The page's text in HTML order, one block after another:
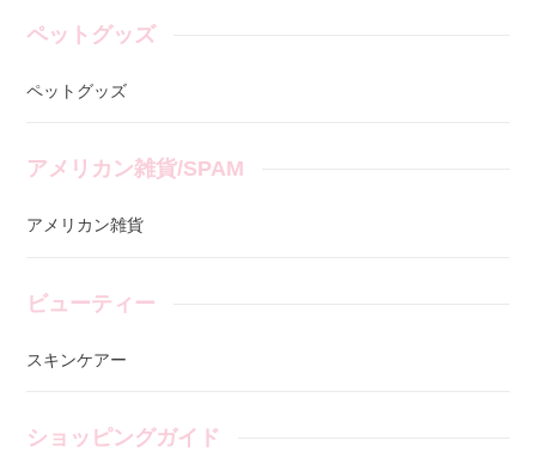
ペットグッズ
ペットグッズ
アメリカン雑貨/SPAM
アメリカン雑貨
ビューティー
スキンケアー
ショッピングガイド